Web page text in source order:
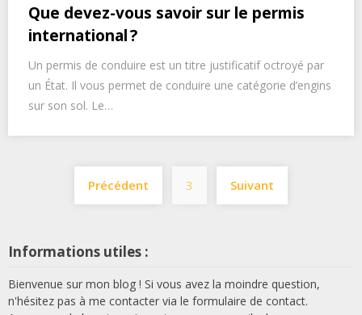
Que devez-vous savoir sur le permis
international ?
Un permis de conduire est un titre justificatif octroyé par
un État. Il vous permet de conduire une catégorie d’engins
sur son sol. Le…
Pagination
des
Précédent 3 Suivant
Informations utiles :
Bienvenue sur mon blog ! Si vous avez la moindre question,
n'hésitez pas à me contacter via le formulaire de contact.